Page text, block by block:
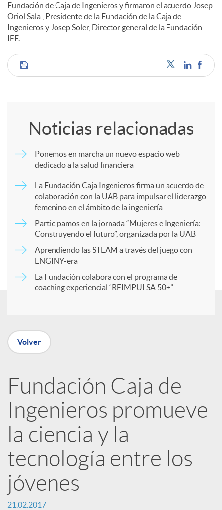
Fundación de Caja de Ingenieros y firmaron el acuerdo Josep
Oriol Sala , Presidente de la Fundación de la Caja de
Ingenieros y Josep Soler, Director general de la Fundación
IEF.
C
m
t
r
n
R
e
d
Noticias relacionadas
Ponemos en marcha un nuevo espacio web
dedicado a la salud financiera
La Fundación Caja Ingenieros firma un acuerdo de
colaboración con la UAB para impulsar el liderazgo
femenino en el ámbito de la ingeniería
Participamos en la jornada “Mujeres e Ingeniería:
Construyendo el futuro”, organizada por la UAB
Aprendiendo las STEAM a través del juego con
ENGINY-era
La Fundación colabora con el programa de
coaching experiencial “REIMPULSA 50+”
Volver
Fundación Caja de
Ingenieros promueve
la ciencia y la
tecnología entre los
jóvenes
21.02.2017